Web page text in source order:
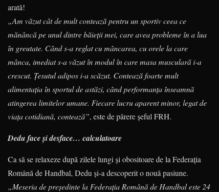
arată!
„Am văzut cât de mult contează pentru un sportiv ceea ce
mănâncă pe unul dintre băieții mei, care avea probleme în a lua
în greutate. Când s-a reglat cu mâncarea, cu orele la care
mânca, imediat s-a văzut în modul în care masa musculară i-a
crescut. Țesutul adipos i-a scăzut. Contează foarte mult
alimentația în sportul de astăzi, când performanța înseamnă
atingerea limitelor umane. Fiecare lucru aparent minor, legat de
viața cotidiană, contează”, este de părere șeful FRH.
Dedu face și desface… calculatoare
Ca să se relaxeze după zilele lungi și obositoare de la Federația
Română de Handbal, Dedu și-a descoperit o nouă pasiune.
„Meseria de președinte la Federația Română de Handbal este 24